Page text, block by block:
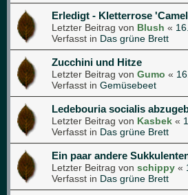
Erledigt - Kletterrose
Letzter Beitrag von Blush «
Verfasst in Das grüne Brett
Zucchini und Hitze
Letzter Beitrag von Gumo «
Verfasst in Gemüsebeet
Ledebouria socialis
Letzter Beitrag von Kasbek «
Verfasst in Das grüne Brett
Ein paar andere
Letzter Beitrag von schippy «
Verfasst in Das grüne Brett